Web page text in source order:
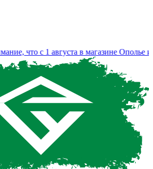
что с 1 августа в магазине Ополье